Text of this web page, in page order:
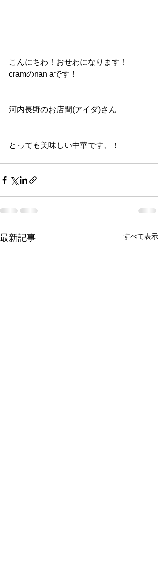
こんにちわ！おせわになります！
cramのnan aです！
河内長野のお店間(アイダ)さん
とっても美味しい中華です、！
最新記事 すべて表示